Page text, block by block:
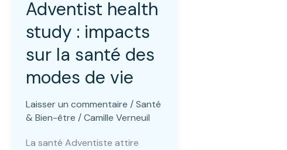
Adventist health
study : impacts
sur la santé des
modes de vie
Laisser un commentaire /Santé
& Bien-être /Camille Verneuil
La santé Adventiste attire